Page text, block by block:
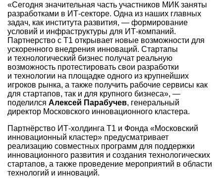
«Сегодня значительная часть участников МИК заняты
разработками в ИТ-секторе. Одна из наших главных
задач, как института развития, — формирование
условий и инфраструктуры для ИТ-компаний.
Партнерство с Т1 открывает новые возможности для
ускоренного внедрения инноваций. Стартапы
и технологический бизнес получат реальную
возможность протестировать свои разработки
и технологии на площадке одного из крупнейших
игроков рынка, а также получить рабочие сервисы как
для стартапов, так и для крупного бизнеса», —
поделился Алексей Парабучев, генеральный
директор Московского инновационного кластера.
Партнёрство ИТ-холдинга Т1 и Фонда «Московский
инновационный кластер» предусматривает
реализацию совместных программ для поддержки
инновационного развития и создания технологических
стартапов, а также проведение мероприятий в области
технологий и инноваций.